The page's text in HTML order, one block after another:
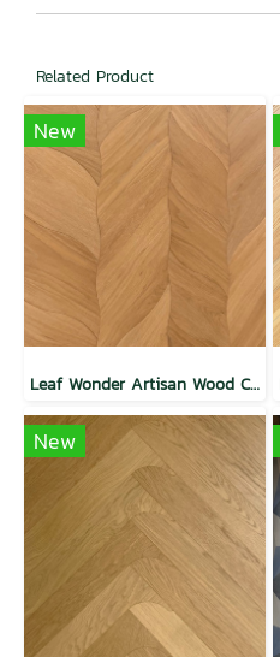
Related Product
New
Leaf Wonder Artisan Wood Ceiling
New